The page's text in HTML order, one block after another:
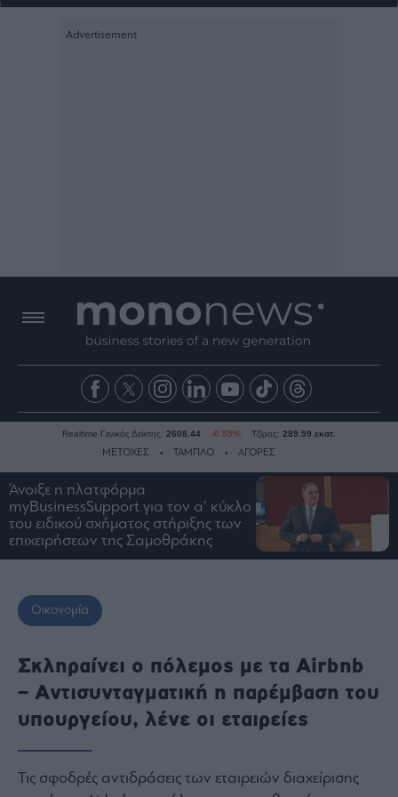
Ειδήσεις
Οικονομία
Τράπεζες
Ναυτιλία
Estate
Ενέργεια
Πολιτική
Κοινωνία
Realtime Γενικός Δείκτης: 2608.44 -0.59% Τζίρος: 289.59 εκατ.
ΜΕΤΟΧΕΣ ΤΑΜΠΛΟ ΑΓΟΡΕΣ
Άνοιξε η πλατφόρμα
myBusinessSupport για τον α’ κύκλο
του ειδικού σχήματος στήριξης των
επιχειρήσεων της Σαμοθράκης
Οικονομία
Σκληραίνει ο πόλεμος με τα Airbnb
– Αντισυνταγματική η παρέμβαση του
υπουργείου, λένε οι εταιρείες
Τις σφοδρές αντιδράσεις των εταιρειών διαχείρισης